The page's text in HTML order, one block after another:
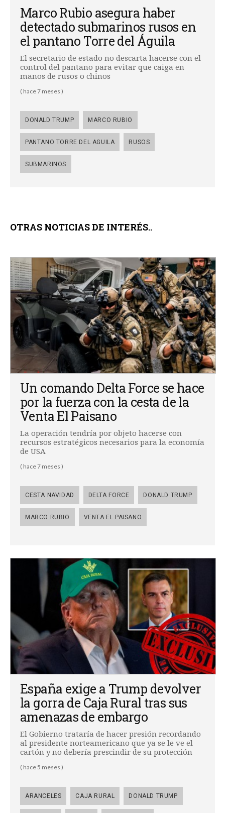
Marco Rubio asegura haber
detectado submarinos rusos en
el pantano Torre del Águila
El secretario de estado no descarta hacerse con el
control del pantano para evitar que caiga en
manos de rusos o chinos
( hace 7 meses )
DONALD TRUMP MARCO RUBIO
PANTANO TORRE DEL AGUILA RUSOS
SUBMARINOS
OTRAS NOTICIAS DE INTERÉS..
Un comando Delta Force se hace
por la fuerza con la cesta de la
Venta El Paisano
La operación tendría por objeto hacerse con
recursos estratégicos necesarios para la economía
de USA
( hace 7 meses )
CESTA NAVIDAD DELTA FORCE DONALD TRUMP
MARCO RUBIO VENTA EL PAISANO
España exige a Trump devolver
la gorra de Caja Rural tras sus
amenazas de embargo
El Gobierno trataría de hacer presión recordando
al presidente norteamericano que ya se le ve el
cartón y no debería prescindir de su protección
( hace 5 meses )
ARANCELES CAJA RURAL DONALD TRUMP